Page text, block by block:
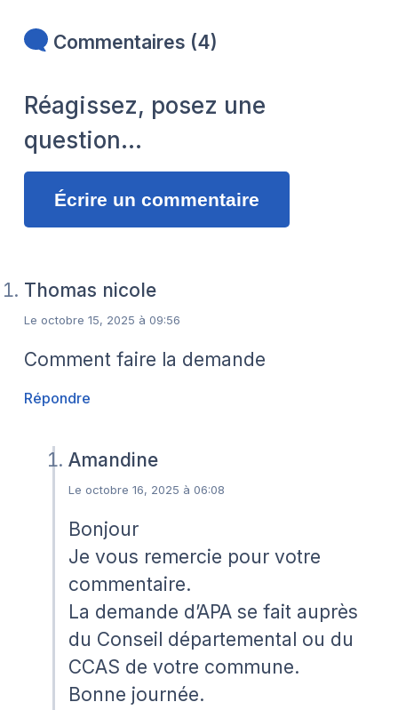
Commentaires (4)
Réagissez, posez une
question…
Écrire un commentaire
Thomas nicole
Le octobre 15, 2025 à 09:56
Comment faire la demande
Répondre
Amandine
Le octobre 16, 2025 à 06:08
Bonjour
Je vous remercie pour votre
commentaire.
La demande d’APA se fait auprès
du Conseil départemental ou du
CCAS de votre commune.
Bonne journée.